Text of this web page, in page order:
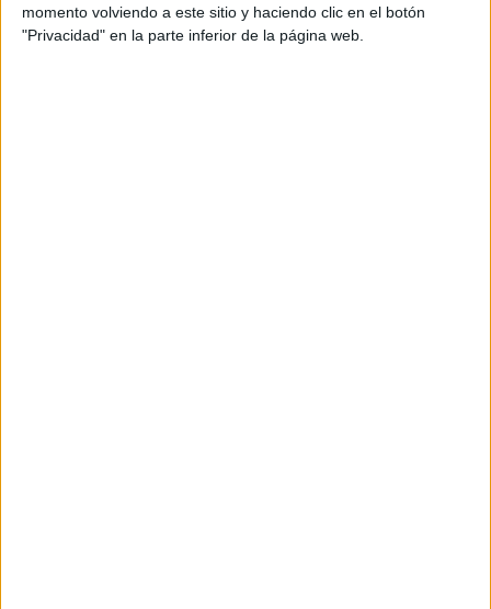
momento volviendo a este sitio y haciendo clic en el botón
"Privacidad" en la parte inferior de la página web.
MODALIDADPresencial